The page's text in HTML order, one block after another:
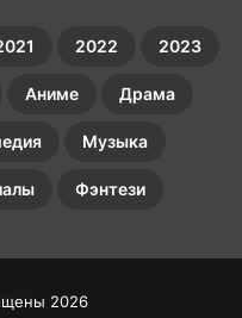
2022 2023
Аниме Драма
Музыка
Фэнтези
2026